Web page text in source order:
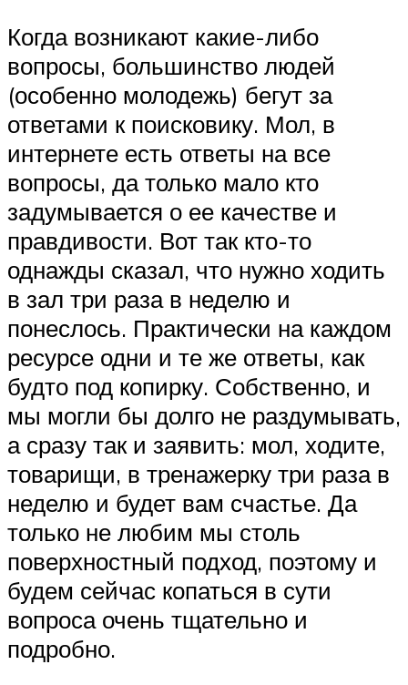
Когда возникают какие-либо
вопросы, большинство людей
(особенно молодежь) бегут за
ответами к поисковику. Мол, в
интернете есть ответы на все
вопросы, да только мало кто
задумывается о ее качестве и
правдивости. Вот так кто-то
однажды сказал, что нужно ходить
в зал три раза в неделю и
понеслось. Практически на каждом
ресурсе одни и те же ответы, как
будто под копирку. Собственно, и
мы могли бы долго не раздумывать,
а сразу так и заявить: мол, ходите,
товарищи, в тренажерку три раза в
неделю и будет вам счастье. Да
только не любим мы столь
поверхностный подход, поэтому и
будем сейчас копаться в сути
вопроса очень тщательно и
подробно.